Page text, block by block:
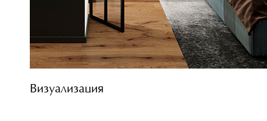
Визуализация